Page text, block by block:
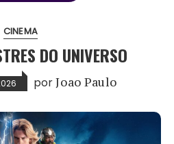
CINEMA
DO UNIVERSO
porJoao Paulo